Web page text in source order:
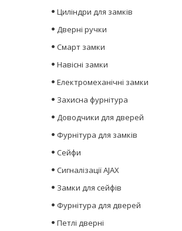
Циліндри для замків
Дверні ручки
Смарт замки
Навісні замки
Електромеханічні замки
Захисна фурнітура
Доводчики для дверей
Фурнітура для замків
Сейфи
Сигналізації AJAX
Замки для сейфів
Фурнітура для дверей
Петлі дверні